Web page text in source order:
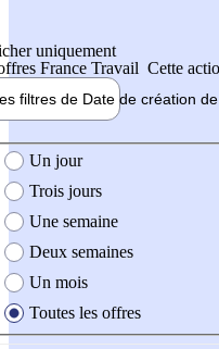
uniquement
France Travail Cette
filtres de Date de création
création de l'offre
Un jour
Trois jours
Une semaine
Deux semaines
Un mois
Toutes les offres